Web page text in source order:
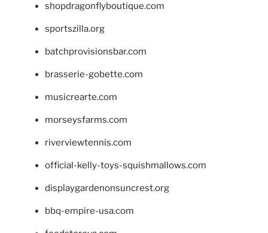
shopdragonflyboutique.com
sportszilla.org
batchprovisionsbar.com
brasserie-gobette.com
musicrearte.com
morseysfarms.com
riverviewtennis.com
official-kelly-toys-squishmallows.com
displaygardenonsuncrest.org
bbq-empire-usa.com